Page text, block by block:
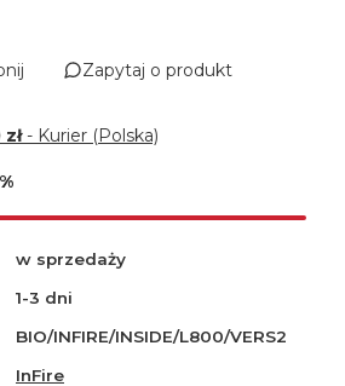
Zapytaj o produkt
- Kurier (Polska)
w sprzedaży
1-3 dni
BIO/INFIRE/INSIDE/L800/VERS2
InFire